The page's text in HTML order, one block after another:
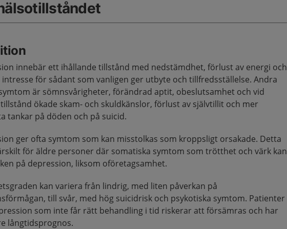
innebär ett ihållande tillstånd med nedstämdhet, förlust av energi och
för sådant som vanligen ger utbyte och tillfredsställelse. Andra
är sömnsvårigheter, förändrad aptit, obeslutsamhet och vid
ökade skam- och skuldkänslor, förlust av självtillit och mer
tankar på döden och på suicid.
ger ofta symtom som kan misstolkas som kroppsligt orsakade. Detta
för äldre personer där somatiska symtom som trötthet och värk kan
på depression, liksom oföretagsamhet.
kan variera från lindrig, med liten påverkan på
till svår, med hög suicidrisk och psykotiska symtom. Patienter
som inte får rätt behandling i tid riskerar att försämras och har
långtidsprognos.